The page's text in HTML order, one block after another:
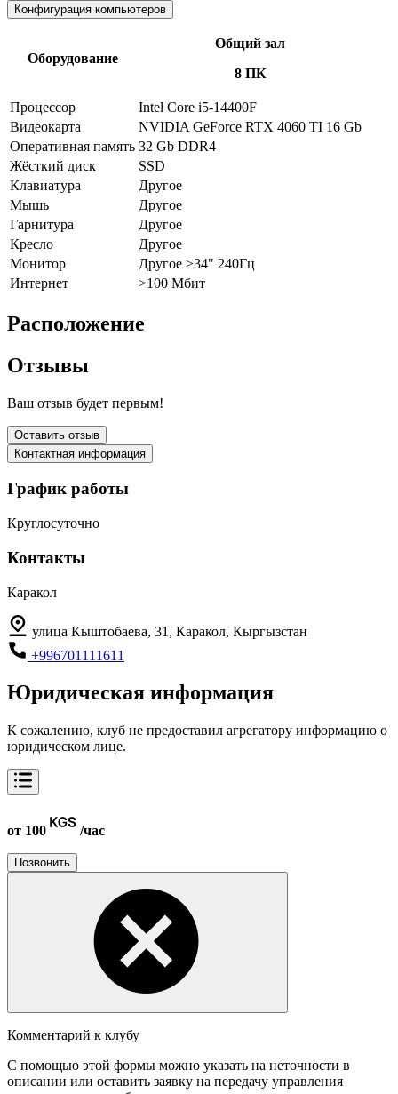
Конфигурация компьютеров
Оборудование
Общий зал
8 ПК
Процессор
Intel Core i5-14400F
Видеокарта
NVIDIA GeForce RTX 4060 TI 16 Gb
Оперативная память 32 Gb DDR4
Жёсткий диск
SSD
Клавиатура
Другое
Мышь
Другое
Гарнитура
Другое
Кресло
Другое
Монитор
Другое >34" 240Гц
Интернет
>100 Мбит
Расположение
Отзывы
Ваш отзыв будет первым!
Оставить отзыв
Контактная информация
График работы
Круглосуточно
Контакты
Каракол
улица Кыштобаева, 31, Каракол, Кыргызстан
+996701111611
Юридическая информация
К сожалению, клуб не предоставил агрегатору информацию о
юридическом лице.
от 100 /час
Позвонить
Комментарий к клубу
С помощью этой формы можно указать на неточности в
описании или оставить заявку на передачу управления